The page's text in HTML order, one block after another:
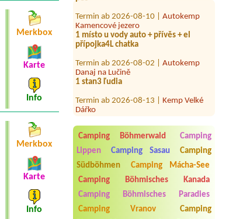
Kamencové jezero
1 místo u vody auto + přívěs + el
přípojka4L chatka
Danaj na Lučině
1 stan3 ľudia
Dářko
Vrbné
1x Stellplatz ohne Strom
Termin ab 2026-08-11 |Chaty u lesa
Karlovy Dvory
Chatka pro 2 osoby
Termin ab 2026-08-01 |Camping
2 místa pro stany + 4 osoby
Camping Böhmerwald
Camping
Lippen
Camping Sasau
Camping
Südböhmen
Camping Mácha-See
Camping Böhmisches Kanada
Camping Böhmisches Paradies
Camping Vranov
Camping
Merkbox
Karte
Info
Merkbox
Karte
Info